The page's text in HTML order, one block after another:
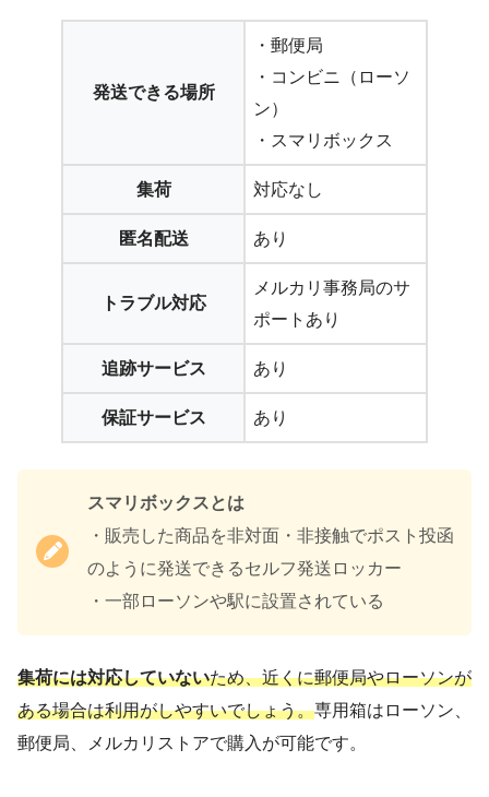
発送できる場所
・郵便局
・コンビニ（ローソ
ン）
・スマリボックス
集荷 対応なし
匿名配送 あり
トラブル対応
メルカリ事務局のサ
ポートあり
追跡サービス あり
保証サービス あり
スマリボックスとは
・販売した商品を非対面・非接触でポスト投函
のように発送できるセルフ発送ロッカー
・一部ローソンや駅に設置されている
集荷には対応していないため、近くに郵便局やローソンが
ある場合は利用がしやすいでしょう。専用箱はローソン、
郵便局、メルカリストアで購入が可能です。